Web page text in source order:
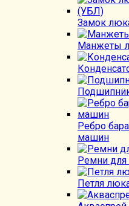
Замок
Манжеты
Ребро
машин
Ремни
Петля